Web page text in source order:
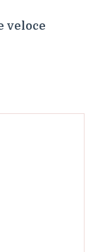
veloce